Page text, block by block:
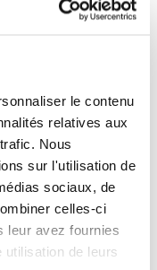
le contenu
relatives aux
Nous
sur l'utilisation de
sociaux, de
celles-ci
leur avez fournies
de leurs